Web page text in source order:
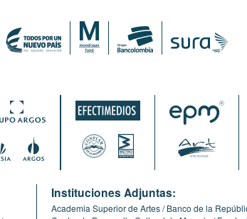
Instituciones Adjuntas:
Academia Superior de Artes Banco de la